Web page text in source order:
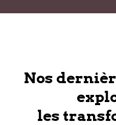
Nos
les